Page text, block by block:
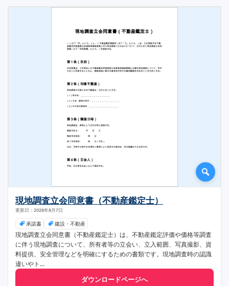
現地調査立会同意書（不動産鑑定士）
更新日：2026年8月7日
承諾書 建設・不動産
現地調査立会同意書（不動産鑑定士）は、不動産鑑定評価や価格等調査
に伴う現地調査について、所有者等の立会い、立入範囲、写真撮影、資
料提供、安全管理などを明確にするための書類です。現地調査時の認識
違いやト...
ダウンロードページへ